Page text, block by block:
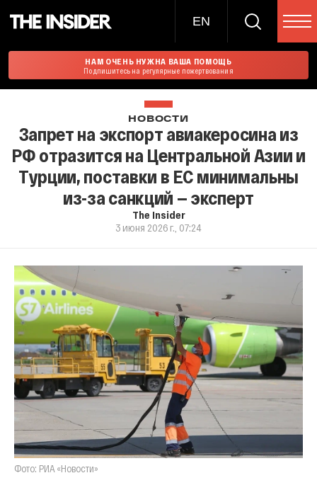
EN
НАМ ОЧЕНЬ НУЖНА ВАША ПОМОЩЬ
Подпишитесь на регулярные пожертвования
НОВОСТИ
Запрет на экспорт авиакеросина из
РФ отразится на Центральной Азии и
Турции, поставки в ЕС минимальны
из-за санкций — эксперт
The Insider
3 июня 2026 г., 07:24
Фото: РИА «Новости»